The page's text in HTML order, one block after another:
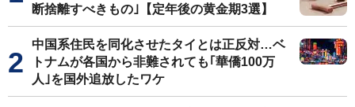
断捨離すべきもの｣【定年後の黄金期3選】
中国系住民を同化させたタイとは正反対…ベ
トナムが各国から非難されても｢華僑100万
人｣を国外追放したワケ